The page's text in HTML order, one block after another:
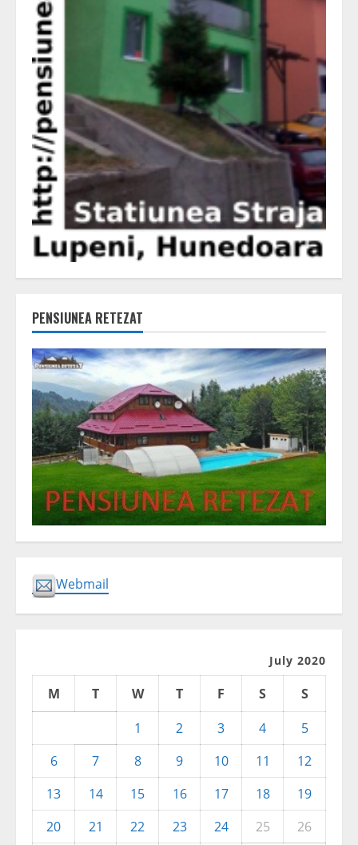
PENSIUNEA RETEZAT
Webmail
July 2020
M T W T F S
S
1
2 3 4
5
6
7 8 9 10 11
12
13
14 15 16 17 18
19
20
21 22 23 24 25
26